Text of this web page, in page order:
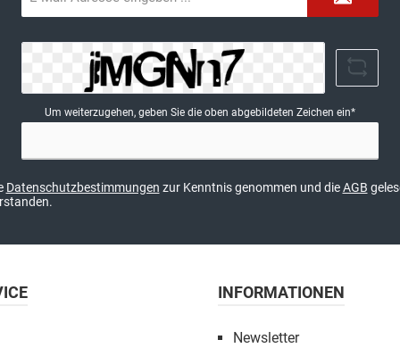
Mail-
Adresse*
Um weiterzugehen, geben Sie die oben abgebildeten Zeichen ein*
Datenschutzbestimmungen zur Kenntnis genommen und dieAGB
INFORMATIONEN
Newsletter